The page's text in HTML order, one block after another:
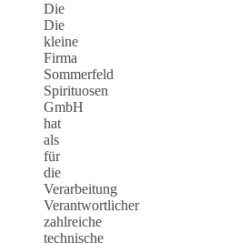
Die
Die
kleine
Firma
Sommerfeld
Spirituosen
GmbH
hat
als
für
die
Verarbeitung
Verantwortlicher
zahlreiche
technische